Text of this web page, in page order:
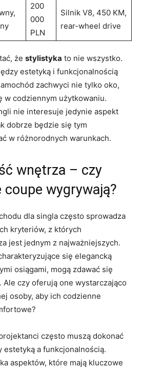
200
000
PLN
Silnik V8, 450 ⁢KM,
rear-wheel drive
że stylistyka to nie wszystko.
estetyką ‍i funkcjonalnością⁣
zachwyci nie tylko oko,⁢
w codziennym użytkowaniu.
​nie interesuje jedynie aspekt
dobrze będzie się tym‍
w różnorodnych warunkach.
wnętrza‌ – czy
wygrywają?
dla singla często sprowadza
kryteriów, z których
jest jednym z najważniejszych.
się elegancką
osiągami, mogą zdawać ⁤się​
Ale czy oferują one wystarczająco
osoby, aby ich‍ codzienne
często muszą dokonać
estetyką a funkcjonalnością.⁣
aspektów, które mają kluczowe